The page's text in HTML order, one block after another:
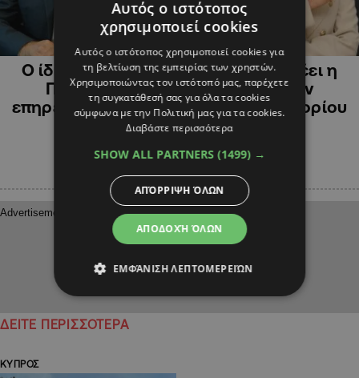
Ο ίδιος ήθελε να πάει Αυστραλία λέει η
Παναγιώτου, «η απουσία μου δεν
επηρέασε καθόλου», απαντά ο Γρηγορίου
ΔΕΙΤΕ ΠΕΡΙΣΣΟΤΕΡΑ
ΚΥΠΡΟΣ
Αυτός ο ιστότοπος
χρησιμοποιεί cookies
Αυτός ο ιστότοπος χρησιμοποιεί cookies για
τη βελτίωση της εμπειρίας των χρηστών.
Χρησιμοποιώντας τον ιστότοπό μας, παρέχετε
τη συγκατάθεσή σας για όλα τα cookies
σύμφωνα με την Πολιτική μας για τα cookies.
Διαβάστε περισσότερα
SHOW ALL PARTNERS (1499) →
ΑΠΟΔΟΧΉ ΌΛΩΝ
ΑΠΌΡΡΙΨΗ ΌΛΩΝ
ΕΜΦΆΝΙΣΗ ΛΕΠΤΟΜΕΡΕΙΏΝ